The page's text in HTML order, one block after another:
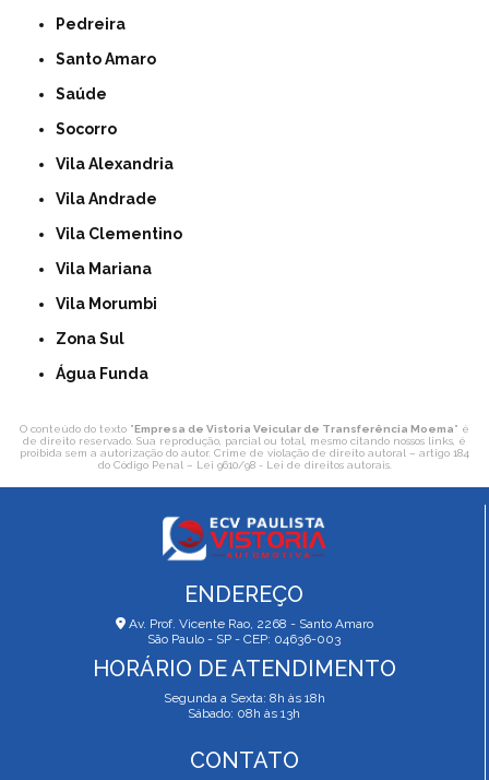
Pedreira
Santo Amaro
Saúde
Socorro
Vila Alexandria
Vila Andrade
Vila Clementino
Vila Mariana
Vila Morumbi
Zona Sul
Água Funda
O conteúdo do texto "Empresa de Vistoria Veicular de Transferência Moema" é
de direito reservado. Sua reprodução, parcial ou total, mesmo citando nossos links, é
proibida sem a autorização do autor. Crime de violação de direito autoral – artigo 184
do Código Penal – Lei 9610/98 - Lei de direitos autorais.
ENDEREÇO
Av. Prof. Vicente Rao, 2268 - Santo Amaro
São Paulo - SP - CEP: 04636-003
HORÁRIO DE ATENDIMENTO
Segunda a Sexta: 8h às 18h
Sábado: 08h às 13h
CONTATO